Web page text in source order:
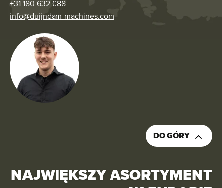
+31 180 632 088
info@duijndam-machines.com
DO GÓRY
NAJWIĘKSZY ASORTYMENT